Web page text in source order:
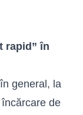
rapid” în
general, la
de